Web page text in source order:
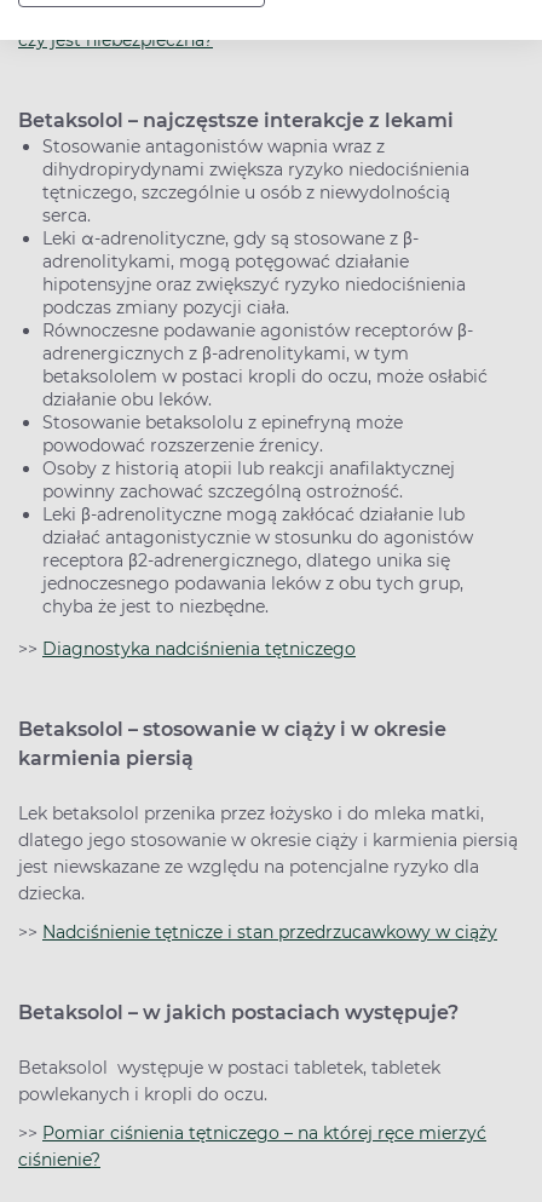
>>Bradykardia, czyli wolne bicie serca – jakie ma objawy,
czy jest niebezpieczna?
Betaksolol – najczęstsze interakcje z lekami
Stosowanie antagonistów wapnia wraz z
dihydropirydynami zwiększa ryzyko niedociśnienia
tętniczego, szczególnie u osób z niewydolnością
serca.
Leki α-adrenolityczne, gdy są stosowane z β-
adrenolitykami, mogą potęgować działanie
hipotensyjne oraz zwiększyć ryzyko niedociśnienia
podczas zmiany pozycji ciała.
Równoczesne podawanie agonistów receptorów β-
adrenergicznych z β-adrenolitykami, w tym
betaksololem w postaci kropli do oczu, może osłabić
działanie obu leków.
Stosowanie betaksololu z epinefryną może
powodować rozszerzenie źrenicy.
Osoby z historią atopii lub reakcji anafilaktycznej
powinny zachować szczególną ostrożność.
Leki β-adrenolityczne mogą zakłócać działanie lub
działać antagonistycznie w stosunku do agonistów
receptora β2-adrenergicznego, dlatego unika się
jednoczesnego podawania leków z obu tych grup,
chyba że jest to niezbędne.
>> Diagnostyka nadciśnienia tętniczego
Betaksolol – stosowanie w ciąży i w okresie
karmienia piersią
Lek betaksolol przenika przez łożysko i do mleka matki,
dlatego jego stosowanie w okresie ciąży i karmienia piersią
jest niewskazane ze względu na potencjalne ryzyko dla
dziecka.
>> Nadciśnienie tętnicze i stan przedrzucawkowy w ciąży
Betaksolol – w jakich postaciach występuje?
Betaksolol występuje w postaci tabletek, tabletek
powlekanych i kropli do oczu.
>> Pomiar ciśnienia tętniczego – na której ręce mierzyć
ciśnienie?